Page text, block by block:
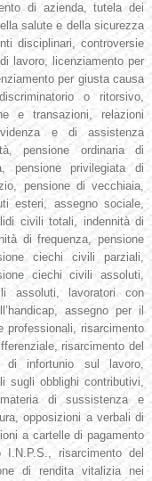
di azienda, tutela dei
salute e della sicurezza
disciplinari, controversie
lavoro, licenziamento per
per giusta causa
o ritorsivo,
e transazioni, relazioni
e di assistenza
pensione ordinaria di
pensione privilegiata di
pensione di vecchiaia,
esteri, assegno sociale,
civili totali, indennità di
di frequenza, pensione
ciechi civili parziali,
ciechi civili assoluti,
assoluti, lavoratori con
assegno per il
professionali, risarcimento
risarcimento del
infortunio sul lavoro,
sugli obblighi contributivi,
di sussistenza e
opposizioni a verbali di
a cartelle di pagamento
risarcimento del
di rendita vitalizia nei